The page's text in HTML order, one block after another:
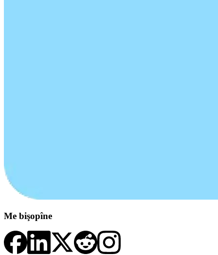
Me bişopîne